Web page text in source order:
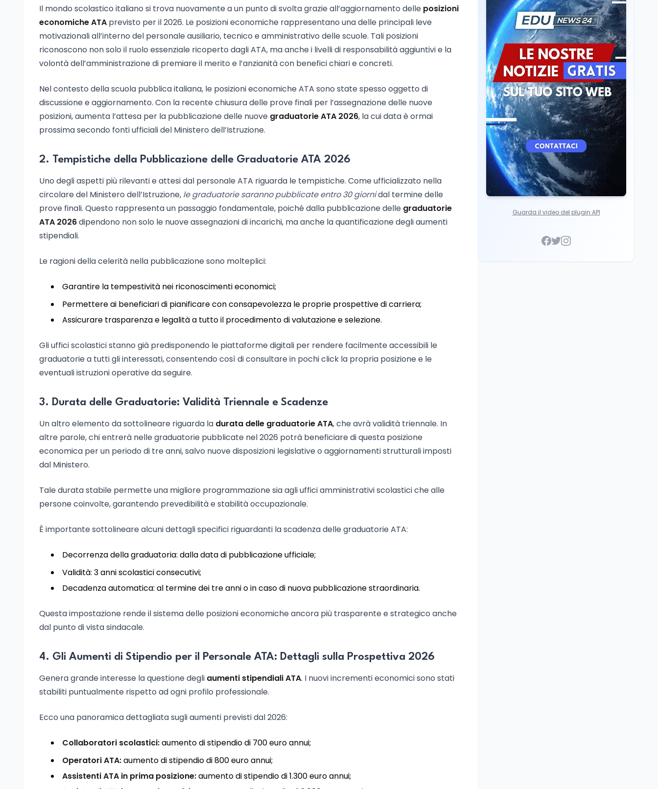
Il mondo scolastico italiano si trova nuovamente a un punto di svolta grazie all’aggiornamento delle posizioni
economiche ATA previsto per il 2026. Le posizioni economiche rappresentano una delle principali leve
motivazionali all’interno del personale ausiliario, tecnico e amministrativo delle scuole. Tali posizioni
riconoscono non solo il ruolo essenziale ricoperto dagli ATA, ma anche i livelli di responsabilità aggiuntivi e la
volontà dell’amministrazione di premiare il merito e l’anzianità con benefici chiari e concreti.
Nel contesto della scuola pubblica italiana, le posizioni economiche ATA sono state spesso oggetto di
discussione e aggiornamento. Con la recente chiusura delle prove finali per l’assegnazione delle nuove
posizioni, aumenta l’attesa per la pubblicazione delle nuove graduatorie ATA 2026, la cui data è ormai
prossima secondo fonti ufficiali del Ministero dell’Istruzione.
2. Tempistiche della Pubblicazione delle Graduatorie ATA 2026
Uno degli aspetti più rilevanti e attesi dal personale ATA riguarda le tempistiche. Come ufficializzato nella
circolare del Ministero dell’Istruzione, le graduatorie saranno pubblicate entro 30 giornidal termine delle
prove finali. Questo rappresenta un passaggio fondamentale, poiché dalla pubblicazione delle graduatorie
ATA 2026dipendono non solo le nuove assegnazioni di incarichi, ma anche la quantificazione degli aumenti
stipendiali.
Le ragioni della celerità nella pubblicazione sono molteplici:
Garantire la tempestività nei riconoscimenti economici;
Permettere ai beneficiari di pianificare con consapevolezza le proprie prospettive di carriera;
Assicurare trasparenza e legalità a tutto il procedimento di valutazione e selezione.
Gli uffici scolastici stanno già predisponendo le piattaforme digitali per rendere facilmente accessibili le
graduatorie a tutti gli interessati, consentendo così di consultare in pochi click la propria posizione e le
eventuali istruzioni operative da seguire.
3. Durata delle Graduatorie: Validità Triennale e Scadenze
Un altro elemento da sottolineare riguarda la durata delle graduatorie ATA, che avrà validità triennale. In
altre parole, chi entrerà nelle graduatorie pubblicate nel 2026 potrà beneficiare di questa posizione
economica per un periodo di tre anni, salvo nuove disposizioni legislative o aggiornamenti strutturali imposti
dal Ministero.
Tale durata stabile permette una migliore programmazione sia agli uffici amministrativi scolastici che alle
persone coinvolte, garantendo prevedibilità e stabilità occupazionale.
È importante sottolineare alcuni dettagli specifici riguardanti la scadenza delle graduatorie ATA:
Decorrenza della graduatoria: dalla data di pubblicazione ufficiale;
Validità: 3 anni scolastici consecutivi;
Decadenza automatica: al termine dei tre anni o in caso di nuova pubblicazione straordinaria.
Questa impostazione rende il sistema delle posizioni economiche ancora più trasparente e strategico anche
dal punto di vista sindacale.
4. Gli Aumenti di Stipendio per il Personale ATA: Dettagli sulla Prospettiva 2026
Genera grande interesse la questione degli aumenti stipendiali ATA. I nuovi incrementi economici sono stati
stabiliti puntualmente rispetto ad ogni profilo professionale.
Ecco una panoramica dettagliata sugli aumenti previsti dal 2026:
Collaboratori scolastici:aumento di stipendio di 700 euro annui;
Operatori ATA:aumento di stipendio di 800 euro annui;
Assistenti ATA in prima posizione:aumento di stipendio di 1.300 euro annui;
la firma della ministra
Bernini sul decreto
Tecnologia8 ago
Il cloaking selettivo di
Time: ads invisibili solo
per i chatbot AI
Mondo8 ago
A Nonthaburi il killer
14enne era bullizzato: la
CZ-75 era del nonno
Guarda il video del plugin API